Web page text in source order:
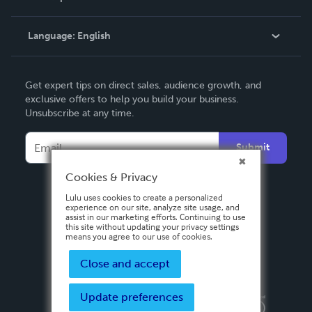
Knowledge Base
Contact Support
Language: English
Deutsch
Français
Español
Get expert tips on direct sales, audience growth, and
exclusive offers to help you build your business.
Unsubscribe at any time.
Submit
Privacy PolicyTerms & Conditions
Cookies & Privacy
Lulu uses cookies to create a personalized
experience on our site, analyze site usage, and
assist in our marketing efforts. Continuing to use
this site without updating your privacy settings
means you agree to our use of cookies.
Close and accept
Update preferences